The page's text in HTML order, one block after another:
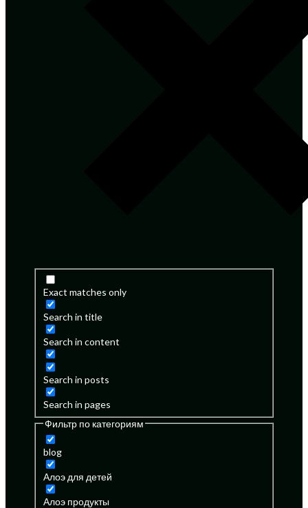
Exact matches only
Search in title
Search in content
Search in posts
Search in pages
Фильтр по категориям
blog
Алоэ для детей
Алоэ продукты